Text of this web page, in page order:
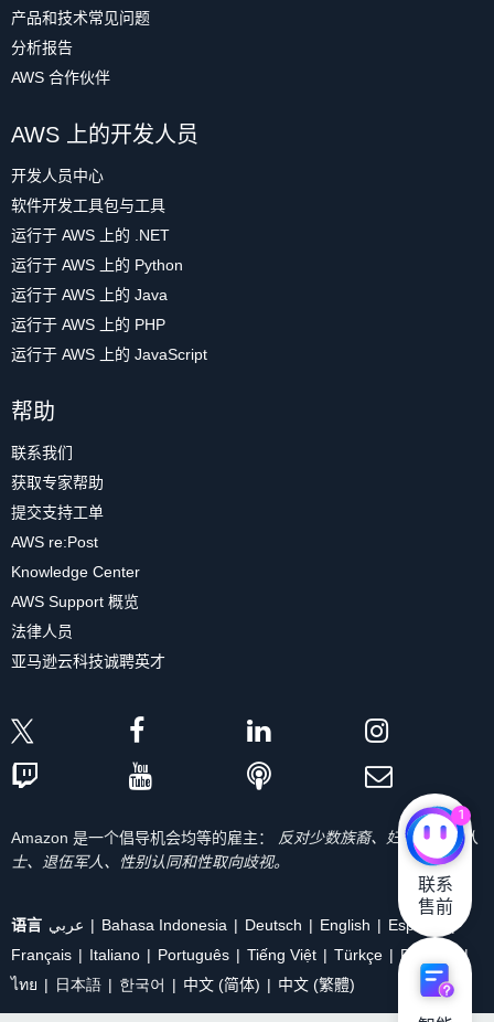
产品和技术常见问题
分析报告
AWS 合作伙伴
AWS 上的开发人员
开发人员中心
软件开发工具包与工具
运行于 AWS 上的 .NET
运行于 AWS 上的 Python
运行于 AWS 上的 Java
运行于 AWS 上的 PHP
运行于 AWS 上的 JavaScript
帮助
联系我们
获取专家帮助
提交支持工单
AWS re:Post
Knowledge Center
AWS Support 概览
法律人员
亚马逊云科技诚聘英才
Amazon 是一个倡导机会均等的雇主：
反对少数族裔、妇女、残疾人
士、退伍军人、性别认同和性取向歧视。
语言 عربي Bahasa Indonesia Deutsch English
Español
Français
Italiano Português Tiếng Việt Türkçe
Ρусский
ไทย
日本語 한국어 中文 (简体) 中文 (繁體)
1
联系
售前